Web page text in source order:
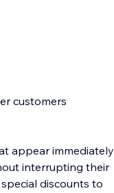
customers
appear immediately
interrupting their
discounts to